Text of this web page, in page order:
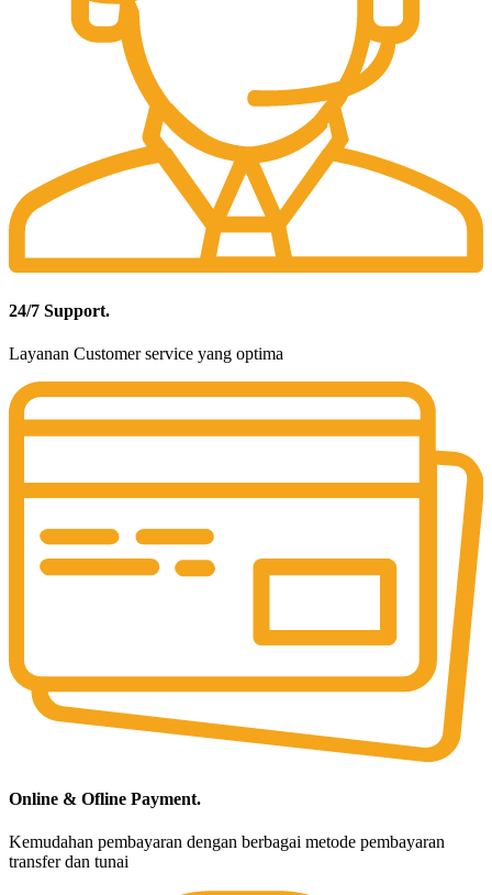
24/7 Support.
Layanan Customer service yang optima
Online & Ofline Payment.
Kemudahan pembayaran dengan berbagai metode pembayaran
transfer dan tunai